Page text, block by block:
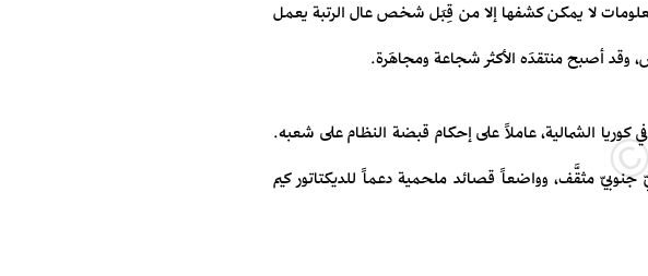
لا يمكن كشفها إلا من قِبَل شخص عال الرتبة يعمل
وقد أصبح منتقدَه الأكثر شجاعة ومجاهَرة.
الشمالية، عاملاً على إحكام قبضة النظام على شعبه.
مثقَّف، وواضعاً قصائد ملحمية دعماً للديكتاتور كيم